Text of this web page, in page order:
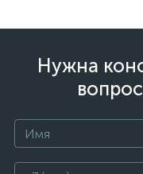
Нужна